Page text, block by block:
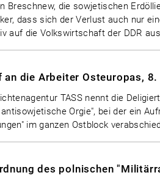
Breschnew, die sowjetischen
dass sich der Verlust auch nur
auf die Volkswirtschaft der DDR
die Arbeiter Osteuropas, 8.
TASS nennt die
Orgie", bei der ein
im ganzen Ostblock
des polnischen